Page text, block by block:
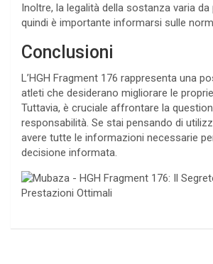
Inoltre, la legalità della sostanza varia da
quindi è importante informarsi sulle
Conclusioni
L’HGH Fragment 176 rappresenta una
atleti che desiderano migliorare le
Tuttavia, è cruciale affrontare la
responsabilità. Se stai pensando di
avere tutte le informazioni necessarie
decisione informata.